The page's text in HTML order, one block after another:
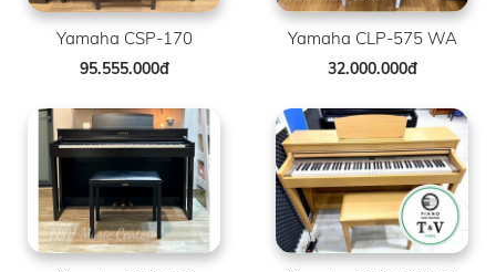
Yamaha CSP-170
95.555.000đ
Yamaha CLP-575 WA
32.000.000đ